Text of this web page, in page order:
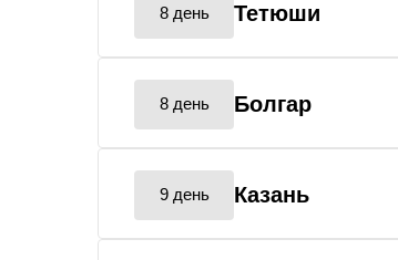
8 день Тетюши
8 день Болгар
9 день Казань